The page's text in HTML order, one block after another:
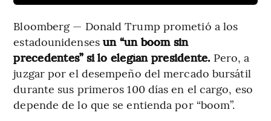
Bloomberg — Donald Trump prometió a los
estadounidenses un “un boom sin
precedentes” si lo elegían presidente. Pero, a
juzgar por el desempeño del mercado bursátil
durante sus primeros 100 días en el cargo, eso
depende de lo que se entienda por “boom”.